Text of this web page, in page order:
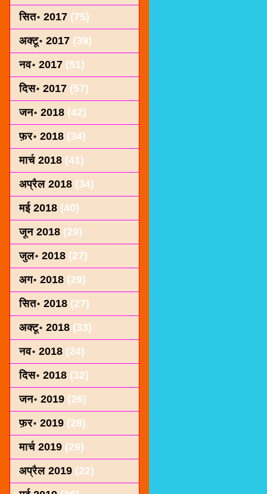
सित॰ 2017 (75)
अक्टू॰ 2017 (39)
नव॰ 2017 (51)
दिस॰ 2017 (57)
जन॰ 2018 (42)
फ़र॰ 2018 (34)
मार्च 2018 (41)
अप्रैल 2018 (34)
मई 2018 (40)
जून 2018 (29)
जुल॰ 2018 (27)
अग॰ 2018 (29)
सित॰ 2018 (27)
अक्टू॰ 2018 (33)
नव॰ 2018 (24)
दिस॰ 2018 (32)
जन॰ 2019 (26)
फ़र॰ 2019 (28)
मार्च 2019 (29)
अप्रैल 2019 (22)